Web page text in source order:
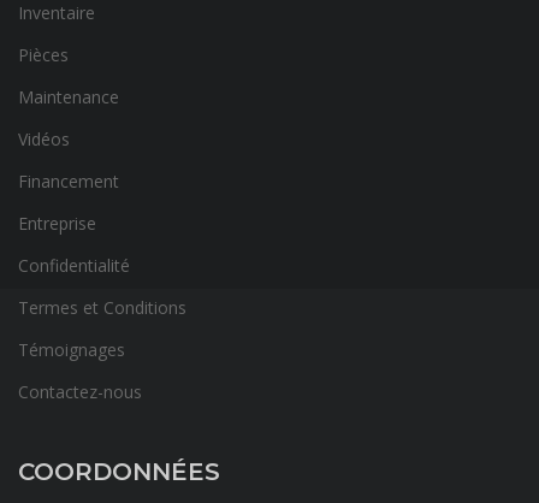
Inventaire
Pièces
Maintenance
Vidéos
Financement
Entreprise
Confidentialité
Termes et Conditions
Témoignages
Contactez-nous
COORDONNÉES